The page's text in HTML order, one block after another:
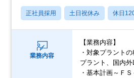
正社員採用 土日祝休み 休日
業務内容
【業務内容】
・対象プラント
プラント、国内外
・基本計画～Ｆ